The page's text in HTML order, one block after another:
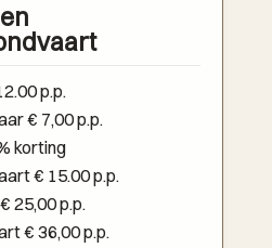
p.p.
€ 7,00 p.p.
korting
€ 15.00 p.p.
25,00 p.p.
€ 36,00 p.p.